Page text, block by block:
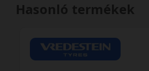
Hasonló termékek